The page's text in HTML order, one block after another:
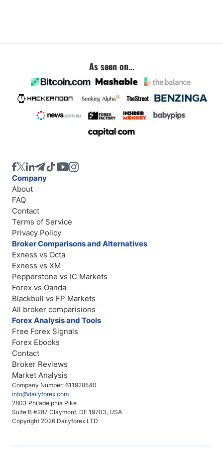
As seen on...
Company Number: 611928540
info@dailyforex.com
2803 Philadelphia Pike
Suite B #287 Claymont, DE 19703, USA
Copyright 2026 Dailyforex LTD
Company
About
FAQ
Contact
Terms of Service
Privacy Policy
Broker Comparisons and Alternatives
Exness vs Octa
Exness vs XM
Pepperstone vs IC Markets
Forex vs Oanda
Blackbull vs FP Markets
All broker comparisions
Forex Analysis and Tools
Free Forex Signals
Forex Ebooks
Contact
Broker Reviews
Market Analysis